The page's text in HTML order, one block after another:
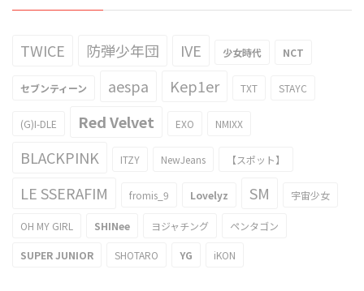
TWICE 防弾少年団 IVE 少女時代 NCT
セブンティーン aespa Kep1er TXT STAYC
(G)I-DLE Red Velvet EXO NMIXX
BLACKPINK ITZY NewJeans 【スポット】
LE SSERAFIM fromis_9 Lovelyz SM 宇宙少女
OH MY GIRL SHINee ヨジャチング ペンタゴン
SUPER JUNIOR SHOTARO YG iKON